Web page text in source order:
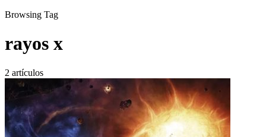
Browsing Tag
rayos x
2 artículos